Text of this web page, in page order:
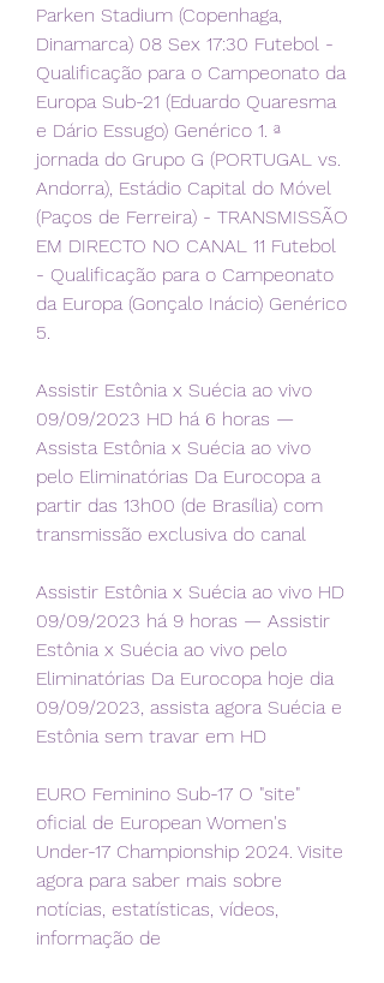
Parken Stadium (Copenhaga,
Dinamarca) 08 Sex 17:30 Futebol -
Qualificação para o Campeonato da
Europa Sub-21 (Eduardo Quaresma
e Dário Essugo) Genérico 1. ª
jornada do Grupo G (PORTUGAL vs.
Andorra), Estádio Capital do Móvel
(Paços de Ferreira) - TRANSMISSÃO
EM DIRECTO NO CANAL 11 Futebol
- Qualificação para o Campeonato
da Europa (Gonçalo Inácio) Genérico
5.
Assistir Estônia x Suécia ao vivo
09/09/2023 HD há 6 horas —
Assista Estônia x Suécia ao vivo
pelo Eliminatórias Da Eurocopa a
partir das 13h00 (de Brasília) com
transmissão exclusiva do canal
Assistir Estônia x Suécia ao vivo HD
09/09/2023 há 9 horas — Assistir
Estônia x Suécia ao vivo pelo
Eliminatórias Da Eurocopa hoje dia
09/09/2023, assista agora Suécia e
Estônia sem travar em HD
EURO Feminino Sub-17 O "site"
oficial de European Women's
Under-17 Championship 2024. Visite
agora para saber mais sobre
notícias, estatísticas, vídeos,
informação de